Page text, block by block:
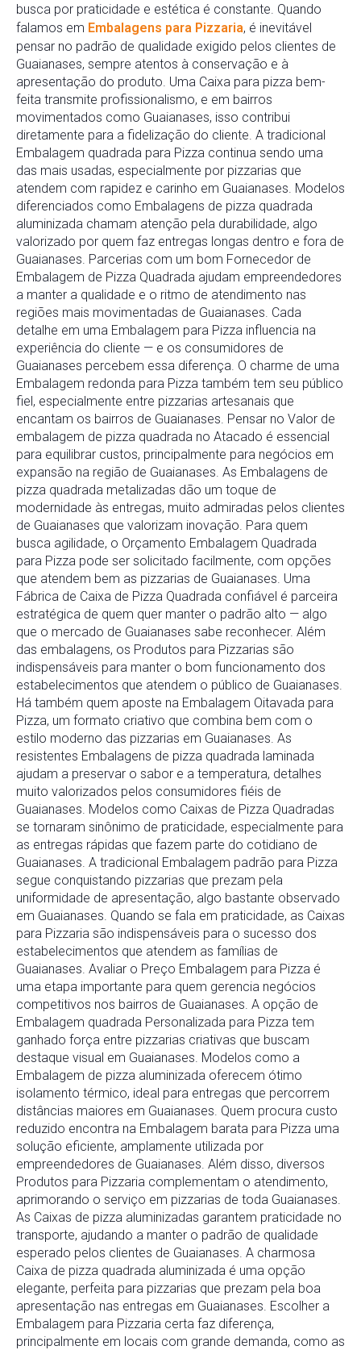
busca por praticidade e estética é constante. Quando
falamos em Embalagens para Pizzaria, é inevitável
pensar no padrão de qualidade exigido pelos clientes de
Guaianases, sempre atentos à conservação e à
apresentação do produto. Uma Caixa para pizza bem-
feita transmite profissionalismo, e em bairros
movimentados como Guaianases, isso contribui
diretamente para a fidelização do cliente. A tradicional
Embalagem quadrada para Pizza continua sendo uma
das mais usadas, especialmente por pizzarias que
atendem com rapidez e carinho em Guaianases. Modelos
diferenciados como Embalagens de pizza quadrada
aluminizada chamam atenção pela durabilidade, algo
valorizado por quem faz entregas longas dentro e fora de
Guaianases. Parcerias com um bom Fornecedor de
Embalagem de Pizza Quadrada ajudam empreendedores
a manter a qualidade e o ritmo de atendimento nas
regiões mais movimentadas de Guaianases. Cada
detalhe em uma Embalagem para Pizza influencia na
experiência do cliente — e os consumidores de
Guaianases percebem essa diferença. O charme de uma
Embalagem redonda para Pizza também tem seu público
fiel, especialmente entre pizzarias artesanais que
encantam os bairros de Guaianases. Pensar no Valor de
embalagem de pizza quadrada no Atacado é essencial
para equilibrar custos, principalmente para negócios em
expansão na região de Guaianases. As Embalagens de
pizza quadrada metalizadas dão um toque de
modernidade às entregas, muito admiradas pelos clientes
de Guaianases que valorizam inovação. Para quem
busca agilidade, o Orçamento Embalagem Quadrada
para Pizza pode ser solicitado facilmente, com opções
que atendem bem as pizzarias de Guaianases. Uma
Fábrica de Caixa de Pizza Quadrada confiável é parceira
estratégica de quem quer manter o padrão alto — algo
que o mercado de Guaianases sabe reconhecer. Além
das embalagens, os Produtos para Pizzarias são
indispensáveis para manter o bom funcionamento dos
estabelecimentos que atendem o público de Guaianases.
Há também quem aposte na Embalagem Oitavada para
Pizza, um formato criativo que combina bem com o
estilo moderno das pizzarias em Guaianases. As
resistentes Embalagens de pizza quadrada laminada
ajudam a preservar o sabor e a temperatura, detalhes
muito valorizados pelos consumidores fiéis de
Guaianases. Modelos como Caixas de Pizza Quadradas
se tornaram sinônimo de praticidade, especialmente para
as entregas rápidas que fazem parte do cotidiano de
Guaianases. A tradicional Embalagem padrão para Pizza
segue conquistando pizzarias que prezam pela
uniformidade de apresentação, algo bastante observado
em Guaianases. Quando se fala em praticidade, as Caixas
para Pizzaria são indispensáveis para o sucesso dos
estabelecimentos que atendem as famílias de
Guaianases. Avaliar o Preço Embalagem para Pizza é
uma etapa importante para quem gerencia negócios
competitivos nos bairros de Guaianases. A opção de
Embalagem quadrada Personalizada para Pizza tem
ganhado força entre pizzarias criativas que buscam
destaque visual em Guaianases. Modelos como a
Embalagem de pizza aluminizada oferecem ótimo
isolamento térmico, ideal para entregas que percorrem
distâncias maiores em Guaianases. Quem procura custo
reduzido encontra na Embalagem barata para Pizza uma
solução eficiente, amplamente utilizada por
empreendedores de Guaianases. Além disso, diversos
Produtos para Pizzaria complementam o atendimento,
aprimorando o serviço em pizzarias de toda Guaianases.
As Caixas de pizza aluminizadas garantem praticidade no
transporte, ajudando a manter o padrão de qualidade
esperado pelos clientes de Guaianases. A charmosa
Caixa de pizza quadrada aluminizada é uma opção
elegante, perfeita para pizzarias que prezam pela boa
apresentação nas entregas em Guaianases. Escolher a
Embalagem para Pizzaria certa faz diferença,
principalmente em locais com grande demanda, como as